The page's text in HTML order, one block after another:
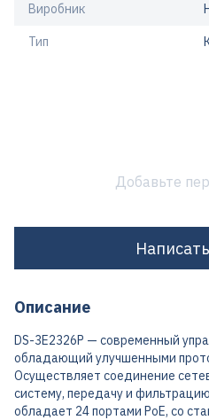
Виробник
Тип
Добавьте
Описание
DS-3E2326P — современный
обладающий улучшенными
Осуществляет соединение
систему, передачу и
обладает 24 портами PoE, со